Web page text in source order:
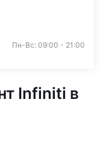
Пн-Вс: 09:00 - 21:00
Infiniti в